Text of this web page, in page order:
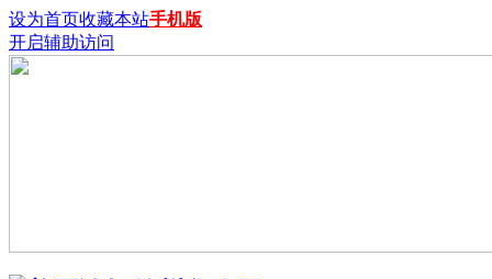
设为首页收藏本站手机版
开启辅助访问